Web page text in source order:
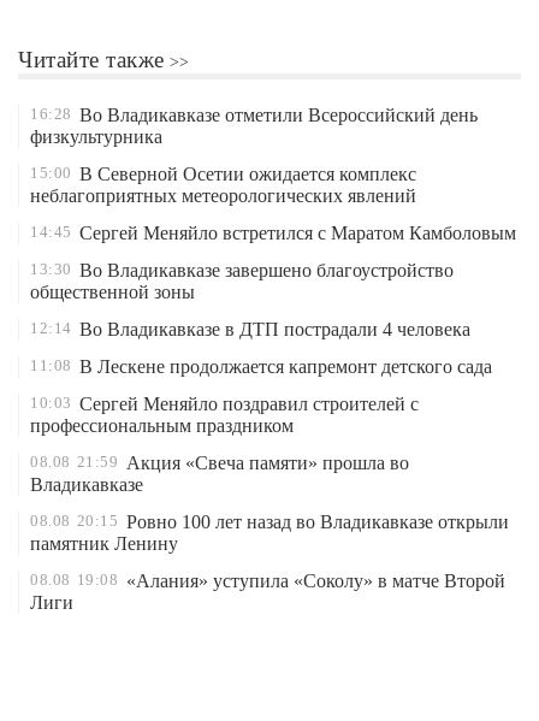
Читайте также
16:28 Во Владикавказе отметили Всероссийский день
физкультурника
15:00 В Северной Осетии ожидается комплекс
неблагоприятных метеорологических явлений
14:45 Сергей Меняйло встретился с Маратом Камболовым
13:30 Во Владикавказе завершено благоустройство
общественной зоны
12:14 Во Владикавказе в ДТП пострадали 4 человека
11:08 В Лескене продолжается капремонт детского сада
10:03 Сергей Меняйло поздравил строителей с
профессиональным праздником
08.08 21:59 Акция «Свеча памяти» прошла во
Владикавказе
08.08 20:15 Ровно 100 лет назад во Владикавказе открыли
памятник Ленину
08.08 19:08 «Алания» уступила «Соколу» в матче Второй
Лиги